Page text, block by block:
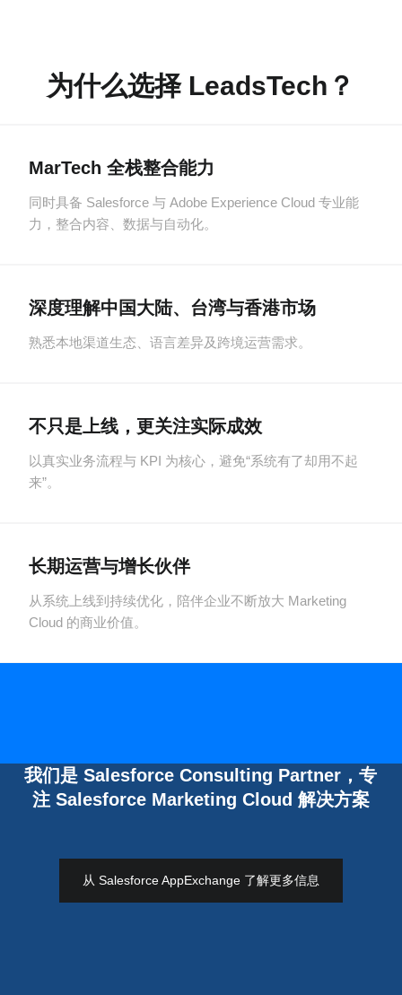
为什么选择 LeadsTech？
MarTech 全栈整合能力
同时具备 Salesforce 与 Adobe Experience Cloud 专业能
力，整合内容、数据与自动化。
深度理解中国大陆、台湾与香港市场
熟悉本地渠道生态、语言差异及跨境运营需求。
不只是上线，更关注实际成效
以真实业务流程与 KPI 为核心，避免“系统有了却用不起
来”。
长期运营与增长伙伴
从系统上线到持续优化，陪伴企业不断放大 Marketing
Cloud 的商业价值。
我们是 Salesforce Consulting Partner，专
注 Salesforce Marketing Cloud 解决方案
从 Salesforce AppExchange 了解更多信息